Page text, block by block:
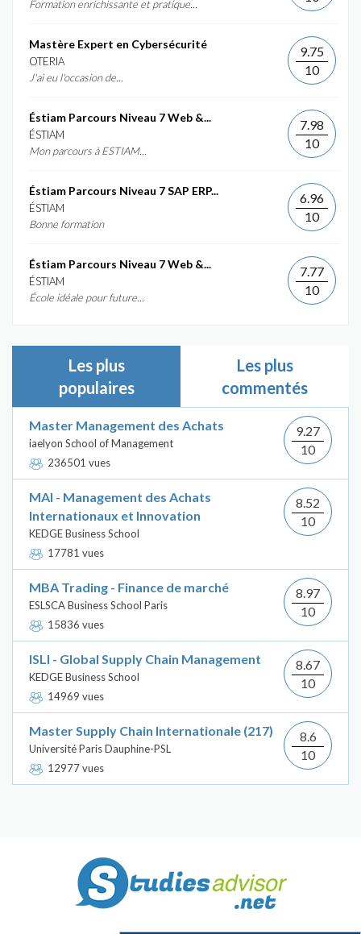
Formation enrichissante et pratique...
Mastère Expert en Cybersécurité
OTERIA
J'ai eu l'occasion de...
9.75
10
Éstiam Parcours Niveau 7 Web &...
ÉSTIAM
Mon parcours à ESTIAM...
7.98
10
Éstiam Parcours Niveau 7 SAP ERP...
ÉSTIAM
Bonne formation
6.96
10
Éstiam Parcours Niveau 7 Web &...
ÉSTIAM
École idéale pour future...
7.77
10
Les plus
populaires
Les plus
commentés
Master Management des Achats
iaelyon School of Management
236501 vues
9.27
10
MAI - Management des Achats
Internationaux et Innovation
KEDGE Business School
17781 vues
8.52
10
MBA Trading - Finance de marché
ESLSCA Business School Paris
15836 vues
8.97
10
ISLI - Global Supply Chain Management
KEDGE Business School
14969 vues
8.67
10
Master Supply Chain Internationale (217)
Université Paris Dauphine-PSL
12977 vues
8.6
10